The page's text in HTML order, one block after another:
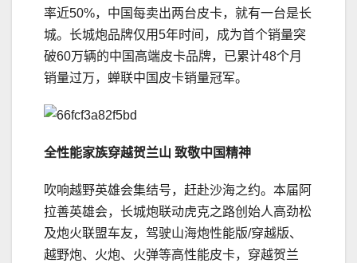
率近50%，中国每卖出两台皮卡，就有一台是长
城。长城炮品牌仅用5年时间，成为首个销量突
破60万辆的中国高端皮卡品牌，已累计48个月
销量过万，蝉联中国皮卡销量冠军。
全性能家族穿越贺兰山 致敬中国精神
吹响越野英雄会集结号，赶赴沙海之约。本届阿
拉善英雄会，长城炮联动虎克之路创始人高劲松
及炮火联盟车友，驾驶山海炮性能版/穿越版、
越野炮、火炮、火弹等高性能皮卡，穿越贺兰